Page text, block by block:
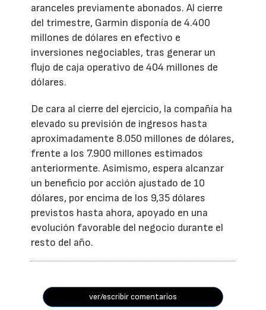
aranceles previamente abonados. Al cierre
del trimestre, Garmin disponía de 4.400
millones de dólares en efectivo e
inversiones negociables, tras generar un
flujo de caja operativo de 404 millones de
dólares.
De cara al cierre del ejercicio, la compañía ha
elevado su previsión de ingresos hasta
aproximadamente 8.050 millones de dólares,
frente a los 7.900 millones estimados
anteriormente. Asimismo, espera alcanzar
un beneficio por acción ajustado de 10
dólares, por encima de los 9,35 dólares
previstos hasta ahora, apoyado en una
evolución favorable del negocio durante el
resto del año.
ver/escribir comentarios